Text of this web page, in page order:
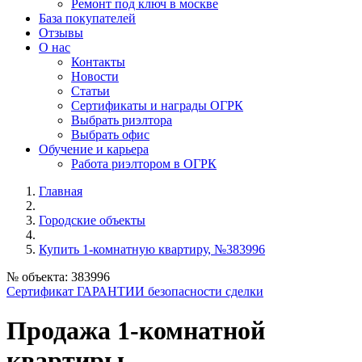
Ремонт под ключ в москве
База покупателей
Отзывы
О нас
Контакты
Новости
Статьи
Сертификаты и награды ОГРК
Выбрать риэлтора
Выбрать офис
Обучение и карьера
Работа риэлтором в ОГРК
Главная
Городские объекты
Купить 1-комнатную квартиру, №383996
№ объекта: 383996
Сертификат ГАРАНТИИ безопасности сделки
Продажа 1-комнатной